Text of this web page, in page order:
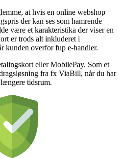
at hvis en online webshop
der kan ses som hamrende
være et karakteristika der viser en
er trods alt inkluderet i
kunden overfor fup e-handler.
eller MobilePay. Som et
fra fx ViaBill, når du har
tidsrum.